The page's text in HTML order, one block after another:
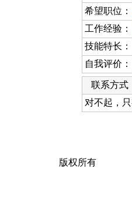
希望职位：
工作经验：
技能特长：
自我评价：
联系方式
对不起，
版权所有